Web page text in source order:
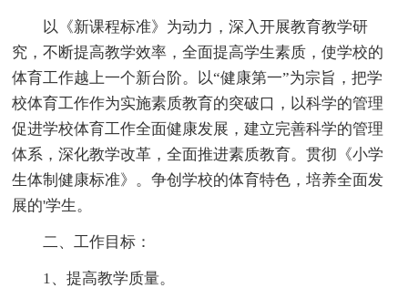
以《新课程标准》为动力，深入开展教育教学研
究，不断提高教学效率，全面提高学生素质，使学校的
体育工作越上一个新台阶。以“健康第一”为宗旨，把学
校体育工作作为实施素质教育的突破口，以科学的管理
促进学校体育工作全面健康发展，建立完善科学的管理
体系，深化教学改革，全面推进素质教育。贯彻《小学
生体制健康标准》。争创学校的体育特色，培养全面发
展的'学生。
二、工作目标：
1、提高教学质量。